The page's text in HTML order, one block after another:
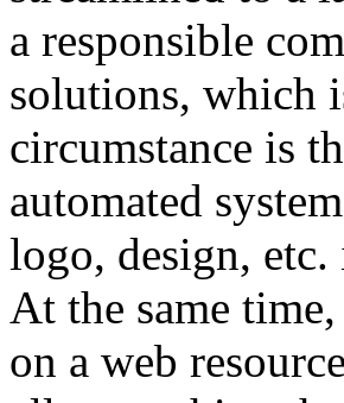
a responsible
solutions, which
circumstance is
automated
logo, design,
At the same
on a web